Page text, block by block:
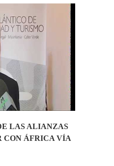
LAS ALIANZAS
CON ÁFRICA VÍA